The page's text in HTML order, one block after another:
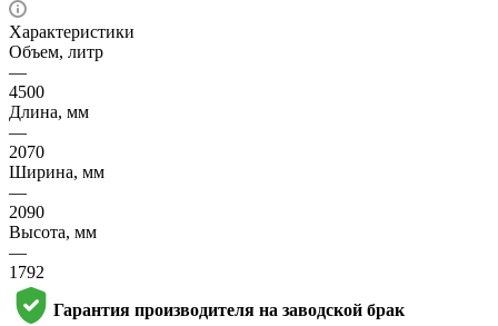
Характеристики
Объем, литр
—
4500
Длина, мм
—
2070
Ширина, мм
—
2090
Высота, мм
—
1792
Гарантия производителя на заводской брак